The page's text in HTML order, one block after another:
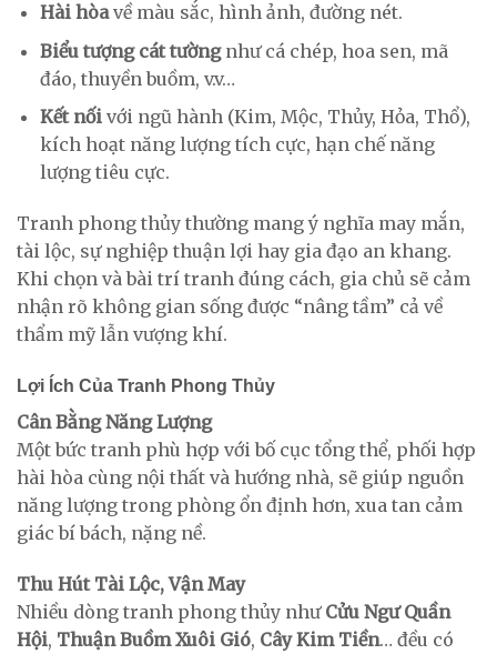
Hài hòavề màu sắc, hình ảnh, đường nét.
Biểu tượng cát tườngnhư cá chép, hoa sen, mã
đáo, thuyền buồm, v.v…
Kết nốivới ngũ hành (Kim, Mộc, Thủy, Hỏa, Thổ),
kích hoạt năng lượng tích cực, hạn chế năng
lượng tiêu cực.
Tranh phong thủy thường mang ý nghĩa may mắn,
tài lộc, sự nghiệp thuận lợi hay gia đạo an khang.
Khi chọn và bài trí tranh đúng cách, gia chủ sẽ cảm
nhận rõ không gian sống được “nâng tầm” cả về
thẩm mỹ lẫn vượng khí.
Lợi Ích Của Tranh Phong Thủy
Cân Bằng Năng Lượng
Một bức tranh phù hợp với bố cục tổng thể, phối hợp
hài hòa cùng nội thất và hướng nhà, sẽ giúp nguồn
năng lượng trong phòng ổn định hơn, xua tan cảm
giác bí bách, nặng nề.
Thu Hút Tài Lộc, Vận May
Nhiều dòng tranh phong thủy như Cửu Ngư Quần
Hội, Thuận Buồm Xuôi Gió, Cây Kim Tiền… đều có